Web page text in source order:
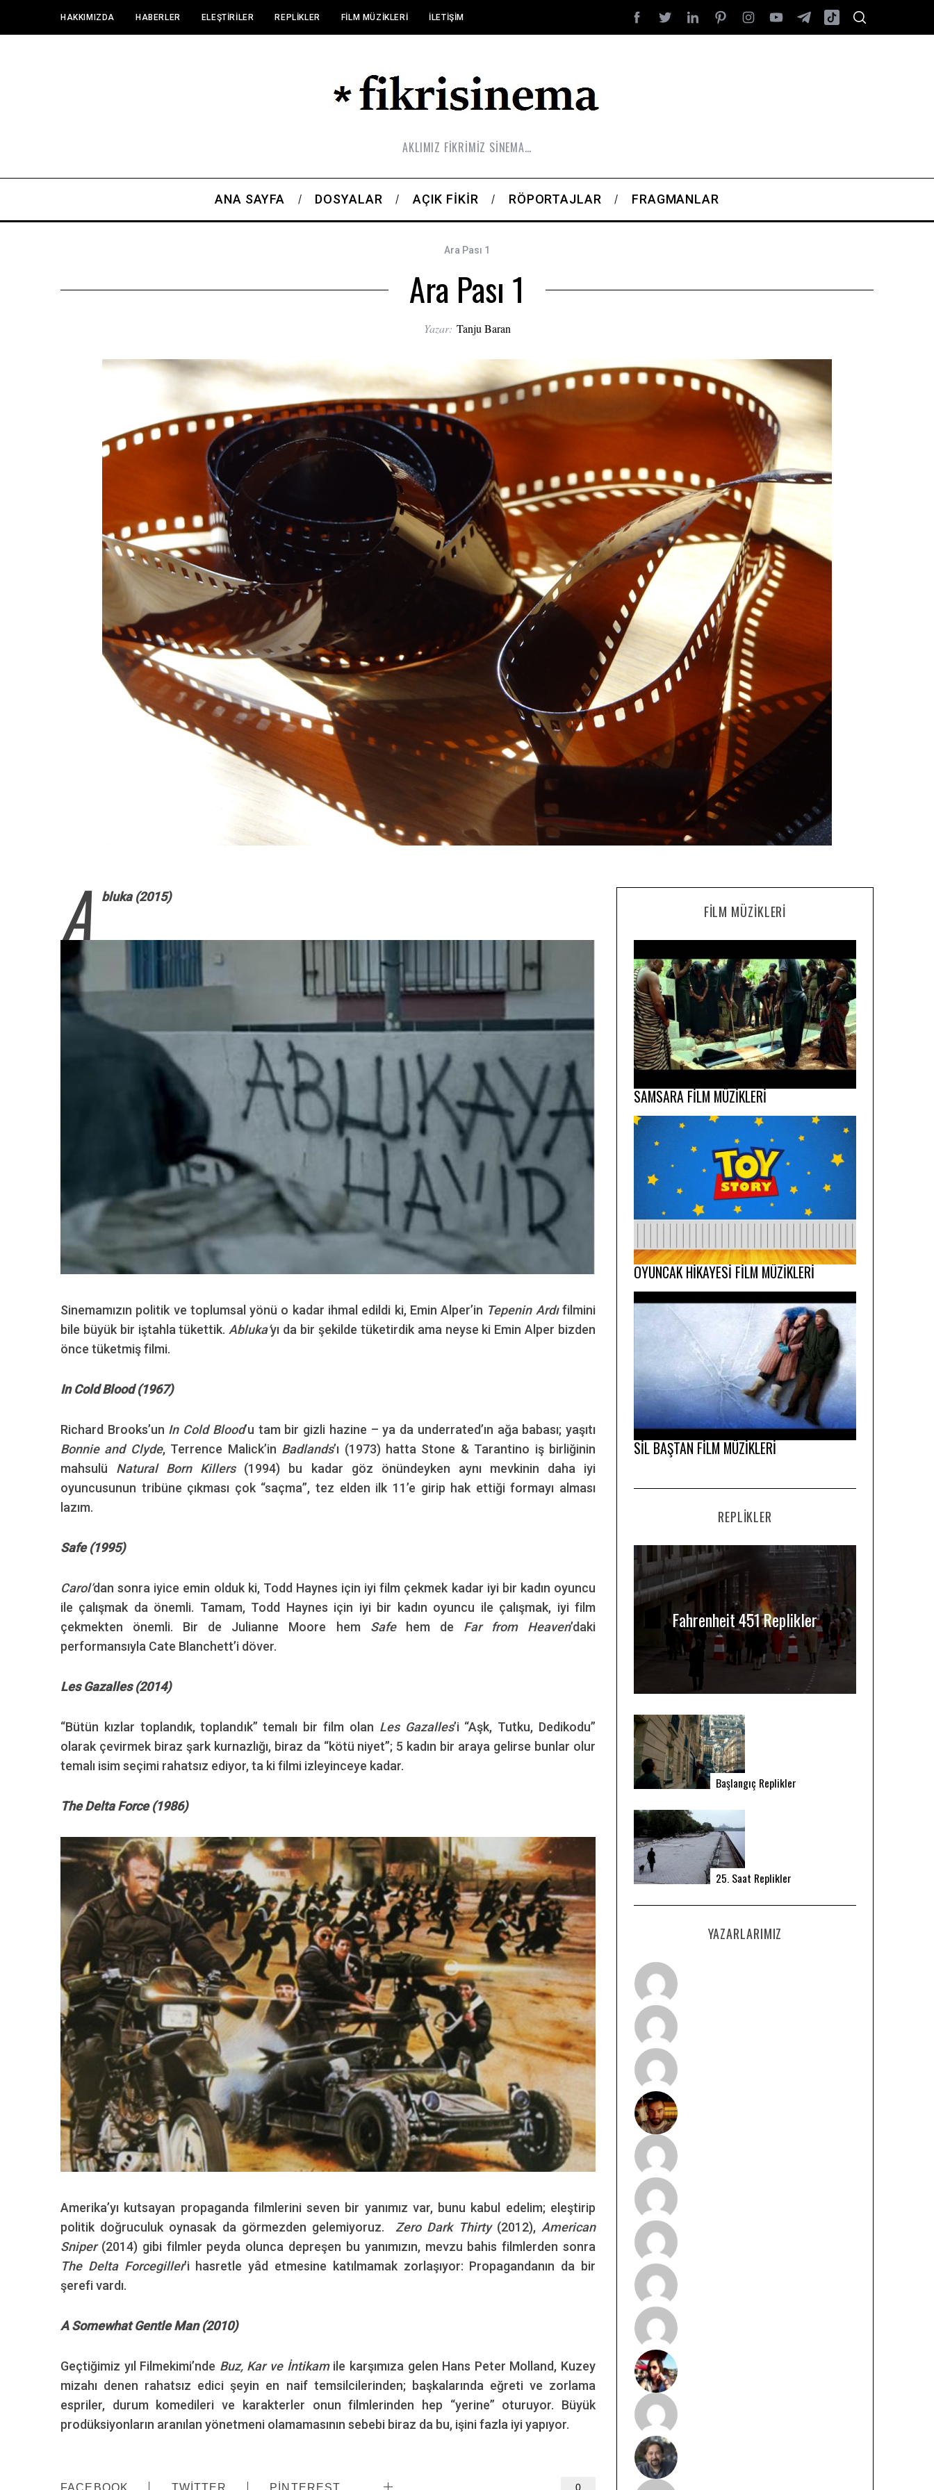
HAKKIMIZDA HABERLER ELEŞTIRILER REPLIKLER FILM MÜZIKLERI İLETIŞIM
AKLIMIZ FİKRİMİZ SİNEMA…
ANA SAYFA DOSYALAR AÇIK FIKIR RÖPORTAJLAR FRAGMANLAR
Ara Pası 1
Ara Pası 1
Yazar: Tanju Baran
A bluka (2015)
Sinemamızın politik ve toplumsal yönü o kadar ihmal edildi ki, Emin Alper’in Tepenin Ardıfilmini
bile büyük bir iştahla tükettik.Abluka’yı da bir şekilde tüketirdik ama neyse ki Emin Alper bizden
önce tüketmiş filmi.
In Cold Blood (1967)
Richard Brooks’un In Cold Blood’u tam bir gizli hazine – ya da underrated’ın ağa babası; yaşıtı
Bonnie and Clyde, Terrence Malick’in Badlands’ı (1973) hatta Stone & Tarantino iş birliğinin
mahsulü Natural Born Killers (1994) bu kadar göz önündeyken aynı mevkinin daha iyi
oyuncusunun tribüne çıkması çok “saçma”, tez elden ilk 11’e girip hak ettiği formayı alması
lazım.
Safe (1995)
Carol’dan sonra iyice emin olduk ki, Todd Haynes için iyi film çekmek kadar iyi bir kadın oyuncu
ile çalışmak da önemli. Tamam, Todd Haynes için iyi bir kadın oyuncu ile çalışmak, iyi film
çekmekten önemli. Bir de Julianne Moore hem Safehem de Far from Heaven’daki
performansıyla Cate Blanchett’i döver.
Les Gazalles (2014)
“Bütün kızlar toplandık, toplandık” temalı bir film olan Les Gazalles’i “Aşk, Tutku, Dedikodu”
olarak çevirmek biraz şark kurnazlığı, biraz da “kötü niyet”; 5 kadın bir araya gelirse bunlar olur
temalı isim seçimi rahatsız ediyor, ta ki filmi izleyinceye kadar.
The Delta Force (1986)
Amerika’yı kutsayan propaganda filmlerini seven bir yanımız var, bunu kabul edelim; eleştirip
politik doğruculuk oynasak da görmezden gelemiyoruz. Zero Dark Thirty(2012), American
Sniper(2014) gibi filmler peyda olunca depreşen bu yanımızın, mevzu bahis filmlerden sonra
The Delta Forcegiller’i hasretle yâd etmesine katılmamak zorlaşıyor: Propagandanın da bir
şerefi vardı.
A Somewhat Gentle Man (2010)
Geçtiğimiz yıl Filmekimi’nde Buz, Kar ve İntikamile karşımıza gelen Hans Peter Molland, Kuzey
mizahı denen rahatsız edici şeyin en naif temsilcilerinden; başkalarında eğreti ve zorlama
espriler, durum komedileri ve karakterler onun filmlerinden hep “yerine” oturuyor. Büyük
prodüksiyonların aranılan yönetmeni olamamasının sebebi biraz da bu, işini fazla iyi yapıyor.
0
FACEBOOK TWITTER PINTEREST
FILM MÜZIKLERI
SAMSARA FİLM MÜZİKLERİ
OYUNCAK HİKAYESİ FİLM MÜZİKLERİ
SİL BAŞTAN FİLM MÜZİKLERİ
REPLIKLER
Fahrenheit 451 Replikler
Başlangıç Replikler
25. Saat Replikler
YAZARLARIMIZ
S
e
a
h
: